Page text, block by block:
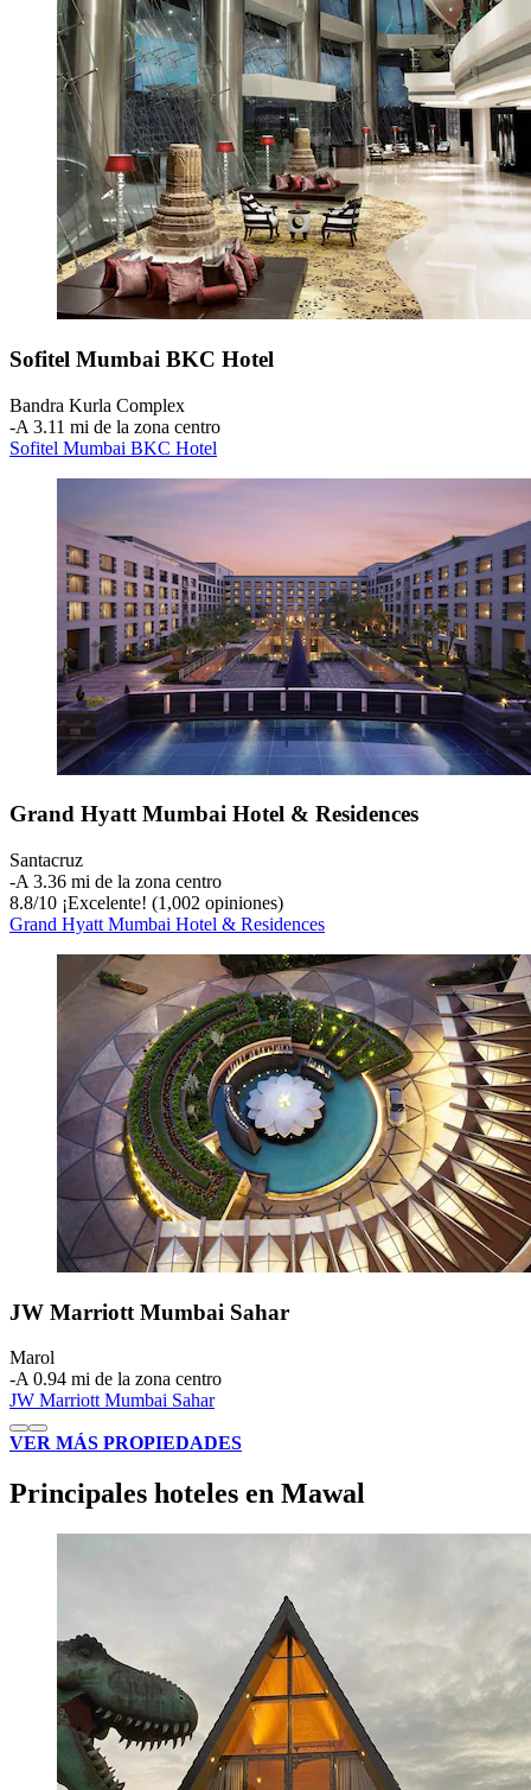
Sofitel Mumbai BKC Hotel
Bandra Kurla Complex
‐A 3.11 mi de la zona centro
Sofitel Mumbai BKC Hotel
Grand Hyatt Mumbai Hotel & Residences
Santacruz
‐A 3.36 mi de la zona centro
8.8/10 ¡Excelente! (1,002 opiniones)
Grand Hyatt Mumbai Hotel & Residences
JW Marriott Mumbai Sahar
Marol
‐A 0.94 mi de la zona centro
JW Marriott Mumbai Sahar
VER MÁS PROPIEDADES
Principales hoteles en Mawal